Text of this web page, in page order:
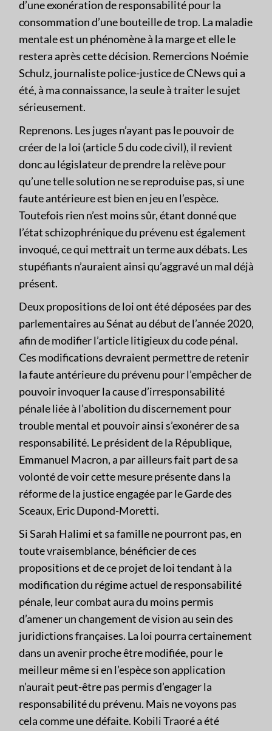
d’une exonération de responsabilité pour la
consommation d’une bouteille de trop. La maladie
mentale est un phénomène à la marge et elle le
restera après cette décision. Remercions Noémie
Schulz, journaliste police-justice de CNews qui a
été, à ma connaissance, la seule à traiter le sujet
sérieusement.
Reprenons. Les juges n’ayant pas le pouvoir de
créer de la loi (article 5 du code civil), il revient
donc au législateur de prendre la relève pour
qu’une telle solution ne se reproduise pas, si une
faute antérieure est bien en jeu en l’espèce.
Toutefois rien n’est moins sûr, étant donné que
l’état schizophrénique du prévenu est également
invoqué, ce qui mettrait un terme aux débats. Les
stupéfiants n’auraient ainsi qu’aggravé un mal déjà
présent.
Deux propositions de loi ont été déposées par des
parlementaires au Sénat au début de l’année 2020,
afin de modifier l’article litigieux du code pénal.
Ces modifications devraient permettre de retenir
la faute antérieure du prévenu pour l’empêcher de
pouvoir invoquer la cause d’irresponsabilité
pénale liée à l’abolition du discernement pour
trouble mental et pouvoir ainsi s’exonérer de sa
responsabilité. Le président de la République,
Emmanuel Macron, a par ailleurs fait part de sa
volonté de voir cette mesure présente dans la
réforme de la justice engagée par le Garde des
Sceaux, Eric Dupond-Moretti.
Si Sarah Halimi et sa famille ne pourront pas, en
toute vraisemblance, bénéficier de ces
propositions et de ce projet de loi tendant à la
modification du régime actuel de responsabilité
pénale, leur combat aura du moins permis
d’amener un changement de vision au sein des
juridictions françaises. La loi pourra certainement
dans un avenir proche être modifiée, pour le
meilleur même si en l’espèce son application
n’aurait peut-être pas permis d’engager la
responsabilité du prévenu. Mais ne voyons pas
cela comme une défaite. Kobili Traoré a été